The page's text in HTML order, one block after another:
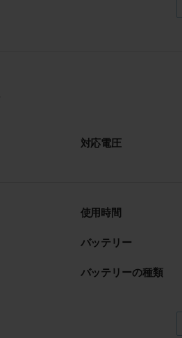
対応電圧
使用時間
バッテリー
バッテリーの種類